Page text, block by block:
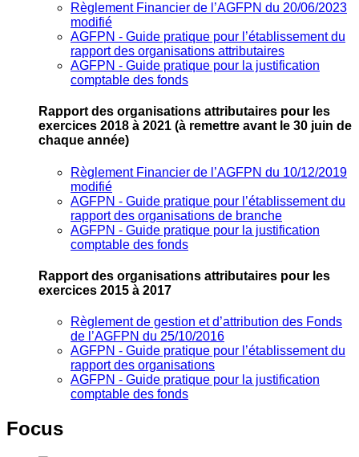
Règlement Financier de l’AGFPN du 20/06/2023
modifié
AGFPN ‐ Guide pratique pour l’établissement du
rapport des organisations attributaires
AGFPN ‐ Guide pratique pour la justification
comptable des fonds
Rapport des organisations attributaires pour les
exercices 2018 à 2021 (à remettre avant le 30 juin de
chaque année)
Règlement Financier de l’AGFPN du 10/12/2019
modifié
AGFPN ‐ Guide pratique pour l’établissement du
rapport des organisations de branche
AGFPN ‐ Guide pratique pour la justification
comptable des fonds
Rapport des organisations attributaires pour les
exercices 2015 à 2017
Règlement de gestion et d’attribution des Fonds
de l’AGFPN du 25/10/2016
AGFPN ‐ Guide pratique pour l’établissement du
rapport des organisations
AGFPN ‐ Guide pratique pour la justification
comptable des fonds
Focus